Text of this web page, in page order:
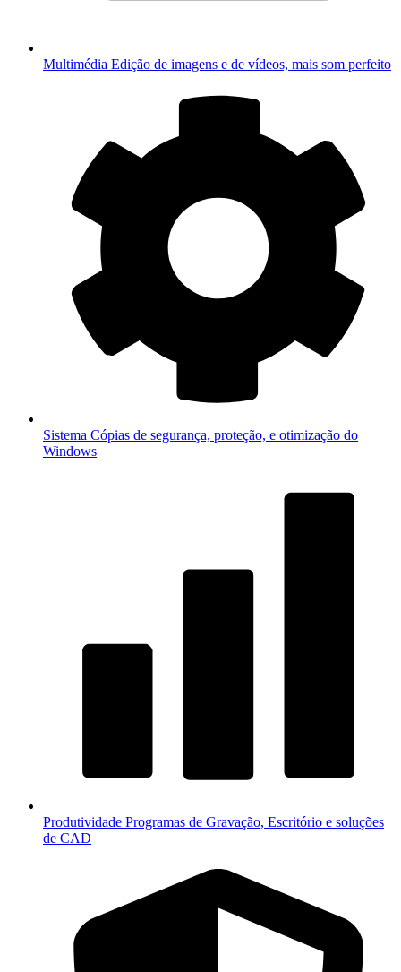
Multimédia Edição de imagens e de vídeos, mais som perfeito
Sistema Cópias de segurança, proteção, e otimização do
Windows
Produtividade Programas de Gravação, Escritório e soluções
de CAD